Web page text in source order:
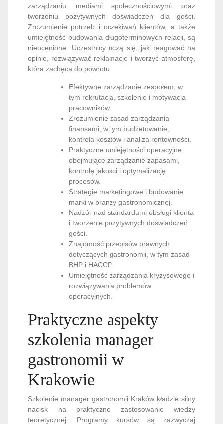
zarządzaniu mediami społecznościowymi oraz
tworzeniu pozytywnych doświadczeń dla gości.
Zrozumienie potrzeb i oczekiwań klientów, a także
umiejętność budowania długoterminowych relacji, są
nieocenione. Uczestnicy uczą się, jak reagować na
opinie, rozwiązywać reklamacje i tworzyć atmosferę,
która zachęca do powrotu.
Efektywne zarządzanie zespołem, w
tym rekrutacja, szkolenie i motywacja
pracowników.
Zrozumienie zasad zarządzania
finansami, w tym budżetowanie,
kontrola kosztów i analiza rentowności.
Praktyczne umiejętności operacyjne,
obejmujące zarządzanie zapasami,
kontrolę jakości i optymalizację
procesów.
Strategie marketingowe i budowanie
marki w branży gastronomicznej.
Nadzór nad standardami obsługi klienta
i tworzenie pozytywnych doświadczeń
gości.
Znajomość przepisów prawnych
dotyczących gastronomii, w tym zasad
BHP i HACCP.
Umiejętność zarządzania kryzysowego i
rozwiązywania problemów
operacyjnych.
Praktyczne aspekty
szkolenia manager
gastronomii w
Krakowie
Szkolenie manager gastronomii Kraków kładzie silny
nacisk na praktyczne zastosowanie wiedzy
teoretycznej. Programy kursów są zazwyczaj